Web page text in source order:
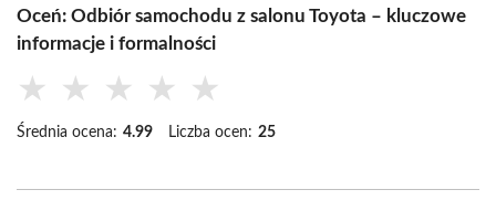
Oceń: Odbiór samochodu z salonu Toyota – kluczowe
informacje i formalności
★ ★ ★ ★ ★
Średnia ocena: 4.99 Liczba ocen: 25